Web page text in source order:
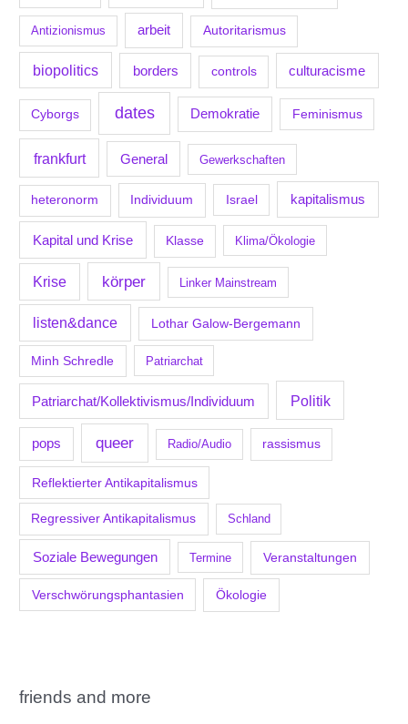
Antizionismus arbeit Autoritarismus
biopolitics borders controls culturacisme
Cyborgs dates Demokratie Feminismus
frankfurt General Gewerkschaften
heteronorm Individuum Israel kapitalismus
Kapital und Krise Klasse Klima/Ökologie
Krise körper Linker Mainstream
listen&dance Lothar Galow-Bergemann
Minh Schredle Patriarchat
Patriarchat/Kollektivismus/Individuum Politik
pops queer Radio/Audio rassismus
Reflektierter Antikapitalismus
Regressiver Antikapitalismus Schland
Soziale Bewegungen Termine Veranstaltungen
Verschwörungsphantasien Ökologie
friends and more